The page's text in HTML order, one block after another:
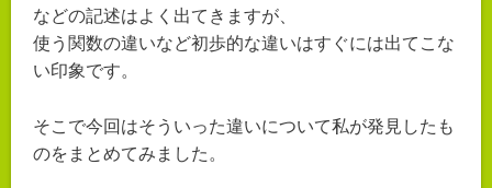
などの記述はよく出てきますが、
使う関数の違いなど初歩的な違いはすぐには出てこな
い印象です。
そこで今回はそういった違いについて私が発見したも
のをまとめてみました。